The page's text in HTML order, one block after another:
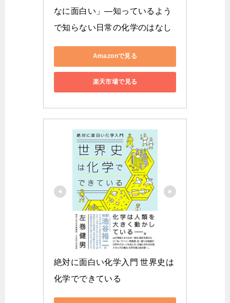
なに面白い」―知っているよう
で知らない日常の化学のはなし
Amazonで見る
楽天市場で見る
絶対に面白い化学入門 世界史は
化学でできている